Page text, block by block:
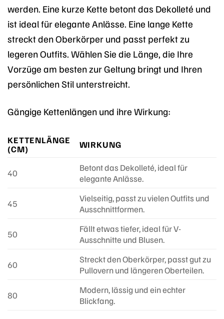
werden. Eine kurze Kette betont das Dekolleté und
ist ideal für elegante Anlässe. Eine lange Kette
streckt den Oberkörper und passt perfekt zu
legeren Outfits. Wählen Sie die Länge, die Ihre
Vorzüge am besten zur Geltung bringt und Ihren
persönlichen Stil unterstreicht.
Gängige Kettenlängen und ihre Wirkung:
KETTENLÄNGE
(CM)
WIRKUNG
40
Betont das Dekolleté, ideal für
elegante Anlässe.
45
Vielseitig, passt zu vielen Outfits und
Ausschnittformen.
50
Fällt etwas tiefer, ideal für V-
Ausschnitte und Blusen.
60
Streckt den Oberkörper, passt gut zu
Pullovern und längeren Oberteilen.
80
Modern, lässig und ein echter
Blickfang.